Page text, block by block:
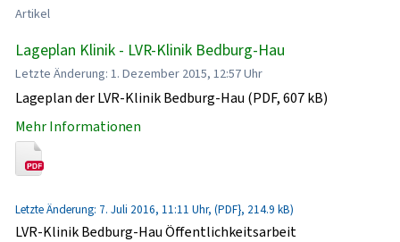
Artikel
Lageplan Klinik - LVR-Klinik Bedburg-Hau
Letzte Änderung: 1. Dezember 2015, 12:57 Uhr
Lageplan der LVR-Klinik Bedburg-Hau (PDF, 607 kB)
Mehr Informationen
Letzte Änderung: 7. Juli 2016, 11:11 Uhr, (PDF}, 214.9 kB)
LVR-Klinik Bedburg-Hau Öffentlichkeitsarbeit